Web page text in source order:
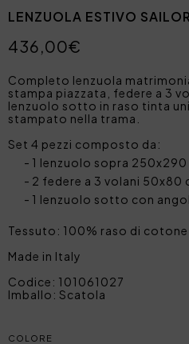
LENZUOLA ESTIVO
436,00€
Completo lenzuola
stampa piazzata, federe a 3
lenzuolo sotto in raso tinta
stampato nella trama.
Set 4 pezzi composto da:
1 lenzuolo sopra 250x290
2 federe a 3 volani 50x80
1 lenzuolo sotto con
Tessuto: 100% raso di
Made in Italy
Codice: 101061027
Imballo: Scatola
COLORE